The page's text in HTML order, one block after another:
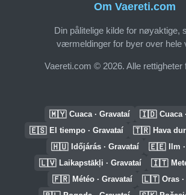
Om Vaereti.com
Din pålitelige kilde for nøyaktige,
værmeldinger for byer over hele
Vaereti.com © 2026. Alle rettigheter
🇲🇾 Cuaca · Gravataí 🇮🇩 Cuaca
🇪🇸 El tiempo · Gravataí 🇹🇷 Hava
🇭🇺 Időjárás · Gravataí 🇪🇪 Ilm
🇱🇻 Laikapstākļi · Gravataí 🇮🇹
🇫🇷 Météo · Gravataí 🇱🇹 Oras